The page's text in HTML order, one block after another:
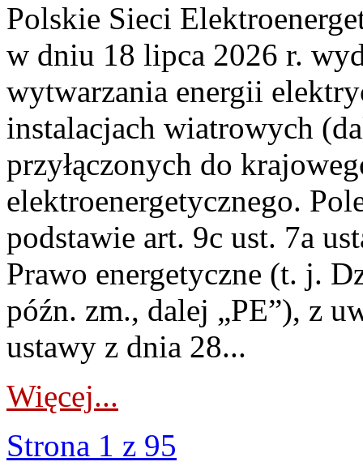
Polskie Sieci
w dniu 18 lipca 2026 r.
wytwarzania energii
instalacjach wiatrowych
przyłączonych do
elektroenergetycznego.
podstawie art. 9c ust. 7a
Prawo energetyczne (t. j.
późn. zm., dalej „PE”), z
ustawy z dnia 28...
Więcej...
Strona 1 z 95